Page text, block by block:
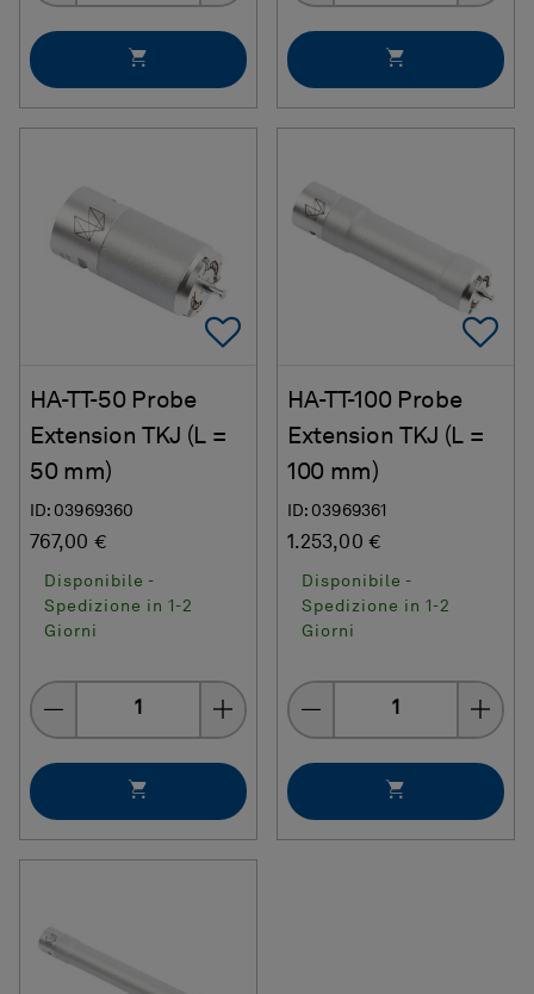
Add To Favorites
HA-TT-50 Probe
Extension TKJ (L =
50 mm)
ID: 03969360
767,00 €
Disponibile -
Spedizione in 1-2
Giorni
Quantity
HA-TT-100 Probe
Extension TKJ (L =
100 mm)
ID: 03969361
1.253,00 €
Disponibile -
Spedizione in 1-2
Giorni
Quantity